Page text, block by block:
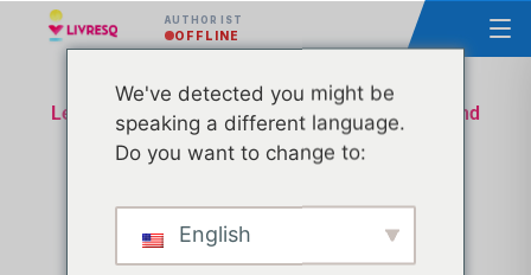
AUTHOR IST
OFFLINE
Lektion Homologation Ministerium für Bildung und
Forschung - Technische und administrative
Unterstützung - Tranche 13
We've detected you might be
speaking a different language.
Do you want to change to:
English